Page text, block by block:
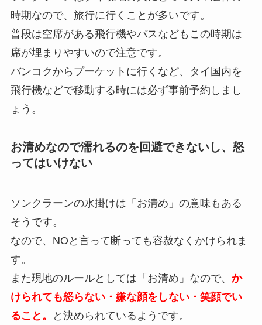
時期なので、旅行に行くことが多いです。
普段は空席がある飛行機やバスなどもこの時期は
席が埋まりやすいので注意です。
バンコクからプーケットに行くなど、タイ国内を
飛行機などで移動する時には必ず事前予約しまし
ょう。
お清めなので濡れるのを回避できないし、怒
ってはいけない
ソンクラーンの水掛けは「お清め」の意味もある
そうです。
なので、NOと言って断っても容赦なくかけられま
す。
また現地のルールとしては「お清め」なので、 か
けられても怒らない・嫌な顔をしない・笑顔でい
ること。
と決められているようです。